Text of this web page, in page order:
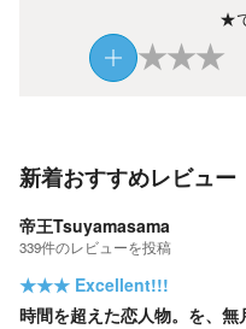
★
★★★
新着おすすめレビュー
帝王Tsuyamasama
339件のレビューを投稿
★★★ Excellent!!!
時間を超えた恋人物。を、無